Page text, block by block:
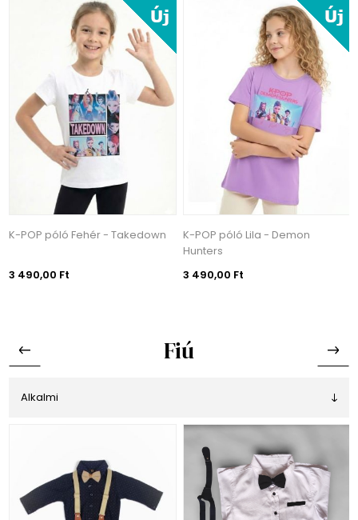
K-POP póló Fehér - Takedown
3 490,00 Ft
K-POP póló Lila - Demon
Hunters
3 490,00 Ft
Fiú